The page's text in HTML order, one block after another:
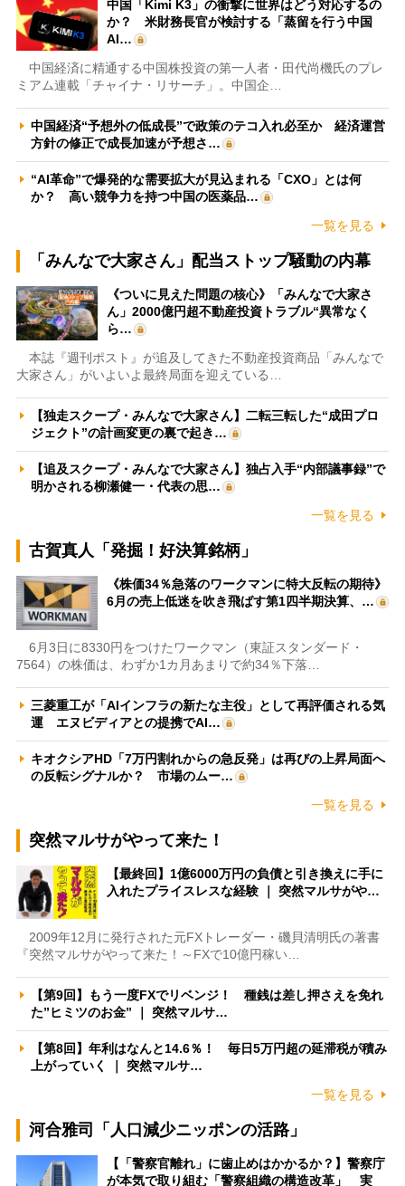
中国「Kimi K3」の衝撃に世界はどう対応するの
か？ 米財務長官が検討する「蒸留を行う中国
AI…
中国経済に精通する中国株投資の第一人者・田代尚機氏のプレ
ミアム連載「チャイナ・リサーチ」。中国企…
中国経済“予想外の低成長”で政策のテコ入れ必至か 経済運営
方針の修正で成長加速が予想さ…
“AI革命”で爆発的な需要拡大が見込まれる「CXO」とは何
か？ 高い競争力を持つ中国の医薬品…
一覧を見る
「みんなで大家さん」配当ストップ騒動の内幕
《ついに見えた問題の核心》「みんなで大家さ
ん」2000億円超不動産投資トラブル“異常なく
ら…
本誌『週刊ポスト』が追及してきた不動産投資商品「みんなで
大家さん」がいよいよ最終局面を迎えている…
【独走スクープ・みんなで大家さん】二転三転した“成田プロ
ジェクト”の計画変更の裏で起き…
【追及スクープ・みんなで大家さん】独占入手“内部議事録”で
明かされる柳瀬健一・代表の思…
一覧を見る
古賀真人「発掘！好決算銘柄」
《株価34％急落のワークマンに特大反転の期待》
6月の売上低迷を吹き飛ばす第1四半期決算、…
6月3日に8330円をつけたワークマン（東証スタンダード・
7564）の株価は、わずか1カ月あまりで約34％下落…
三菱重工が「AIインフラの新たな主役」として再評価される気
運 エヌビディアとの提携でAI…
キオクシアHD「7万円割れからの急反発」は再びの上昇局面へ
の反転シグナルか？ 市場のムー…
一覧を見る
突然マルサがやって来た！
【最終回】1億6000万円の負債と引き換えに手に
入れたプライスレスな経験 ｜ 突然マルサがや…
2009年12月に発行された元FXトレーダー・磯貝清明氏の著書
『突然マルサがやって来た！～FXで10億円稼い…
【第9回】もう一度FXでリベンジ！ 種銭は差し押さえを免れ
た”ヒミツのお金” ｜ 突然マルサ…
【第8回】年利はなんと14.6％！ 毎日5万円超の延滞税が積み
上がっていく ｜ 突然マルサ…
一覧を見る
河合雅司「人口減少ニッポンの活路」
【「警察官離れ」に歯止めはかかるか？】警察庁
が本気で取り組む「警察組織の構造改革」 実